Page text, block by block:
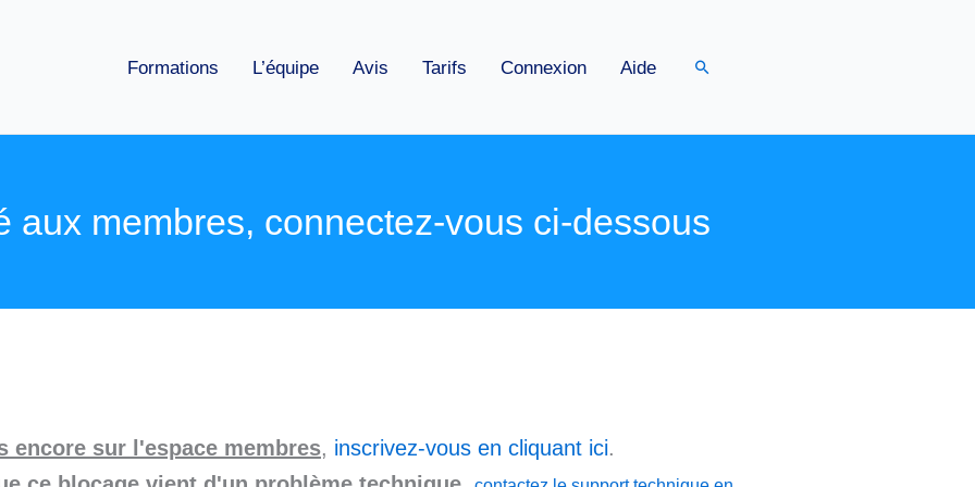
Formations L’équipe Avis Tarifs Connexion Aide Rechercher
aux membres, connectez-vous ci-dessous
encore sur l'espace membres, inscrivez-vous en cliquant ici.